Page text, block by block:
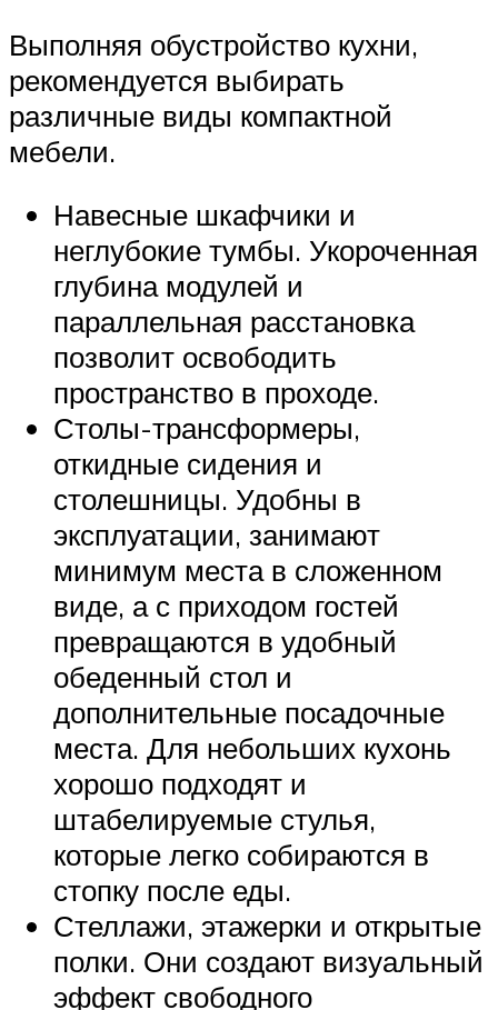
Выполняя обустройство кухни,
рекомендуется выбирать
различные виды компактной
мебели.
Навесные шкафчики и
неглубокие тумбы. Укороченная
глубина модулей и
параллельная расстановка
позволит освободить
пространство в проходе.
Столы-трансформеры,
откидные сидения и
столешницы. Удобны в
эксплуатации, занимают
минимум места в сложенном
виде, а с приходом гостей
превращаются в удобный
обеденный стол и
дополнительные посадочные
места. Для небольших кухонь
хорошо подходят и
штабелируемые стулья,
которые легко собираются в
стопку после еды.
Стеллажи, этажерки и открытые
полки. Они создают визуальный
эффект свободного